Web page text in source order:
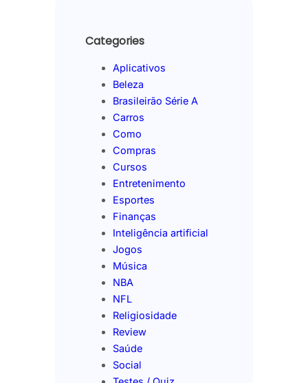
Categories
Aplicativos
Beleza
Brasileirão Série A
Carros
Como
Compras
Cursos
Entretenimento
Esportes
Finanças
Inteligência artificial
Jogos
Música
NBA
NFL
Religiosidade
Review
Saúde
Social